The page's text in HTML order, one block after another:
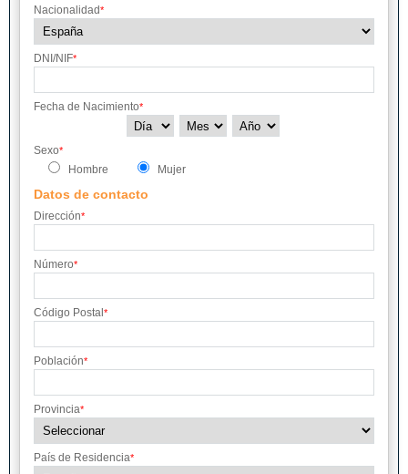
Nacionalidad*
DNI/NIF*
Fecha de Nacimiento*
Sexo*
Hombre Mujer
Datos de contacto
Dirección*
Número*
Código Postal *
Población*
Provincia*
País de Residencia*